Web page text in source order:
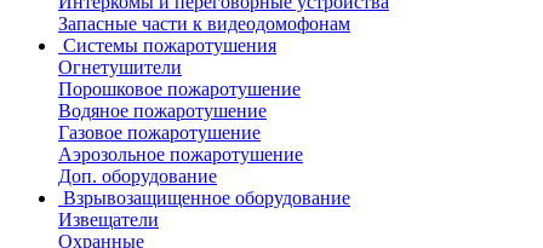
Запасные части к видеодомофонам
Системы пожаротушения
Огнетушители
Порошковое пожаротушение
Водяное пожаротушение
Газовое пожаротушение
Аэрозольное пожаротушение
Доп. оборудование
Взрывозащищенное оборудование
Извещатели
Охранные